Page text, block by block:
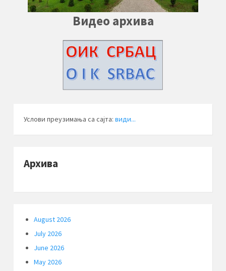
Видео архива
Услови преузимања са сајта: види...
Архива
August 2026
July 2026
June 2026
May 2026